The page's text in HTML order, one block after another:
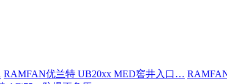
RAMFAN优兰特 UB20xx MED窖井入口…